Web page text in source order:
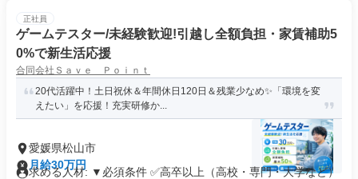
正社員
ゲームテスター/未経験歓迎!引越し全額負担・家賃補助5
0%で新生活応援
合同会社Ｓａｖｅ Ｐｏｉｎｔ
20代活躍中！土日祝休＆年間休日120日＆残業少なめ✨「環境を変
えたい」を応援！充実研修か...
愛媛県松山市
月給30万円
求める人材: ▼必須条件 ✅高卒以上（高校・専門・大学など）